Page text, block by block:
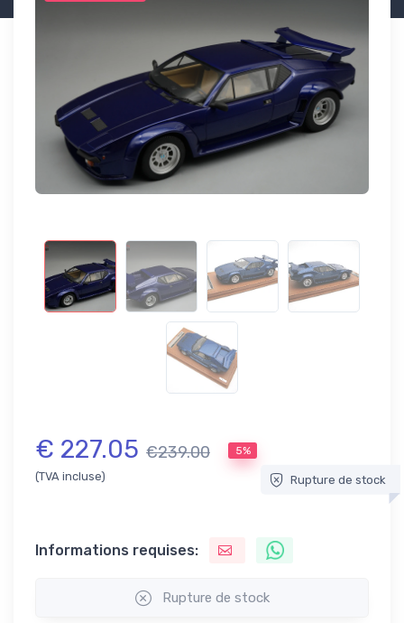
€ 227.05 €239.00 5%
(TVA incluse) Rupture de stock
Informations requises:
Rupture de stock